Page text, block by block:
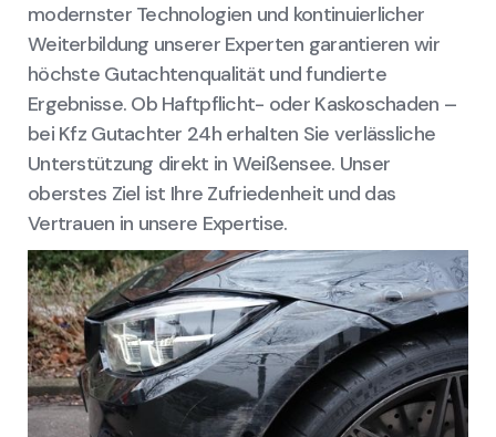
modernster Technologien und kontinuierlicher
Weiterbildung unserer Experten garantieren wir
höchste Gutachtenqualität und fundierte
Ergebnisse. Ob Haftpflicht- oder Kaskoschaden –
bei Kfz Gutachter 24h erhalten Sie verlässliche
Unterstützung direkt in Weißensee. Unser
oberstes Ziel ist Ihre Zufriedenheit und das
Vertrauen in unsere Expertise.